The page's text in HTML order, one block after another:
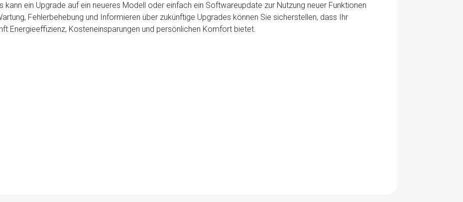
ein Upgrade auf ein neueres Modell oder einfach ein Softwareupdate zur Nutzung neuer Funktionen
Fehlerbehebung und Informieren über zukünftige Upgrades können Sie sicherstellen, dass Ihr
Energieeffizienz, Kosteneinsparungen und persönlichen Komfort bietet.